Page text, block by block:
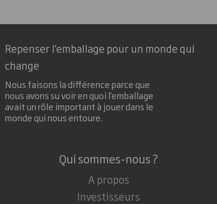
Repenser l’emballage pour un monde qui
change
Nous faisons la différence parce que
nous avons su voir en quoi l'emballage
avait un rôle important à jouer dans le
monde qui nous entoure.
Qui sommes-nous ?
A propos
Investisseurs